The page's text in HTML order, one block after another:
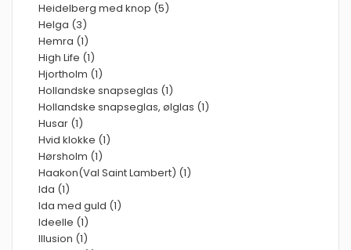
Heidelberg med knop (5)
Helga (3)
Hemra (1)
High Life (1)
Hjortholm (1)
Hollandske snapseglas (1)
Hollandske snapseglas, ølglas (1)
Husar (1)
Hvid klokke (1)
Hørsholm (1)
Haakon(Val Saint Lambert) (1)
Ida (1)
Ida med guld (1)
Ideelle (1)
Illusion (1)